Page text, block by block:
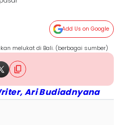
Add Us on Google
melukat di Bali. (berbagai sumber)
Ari Budiadnyana